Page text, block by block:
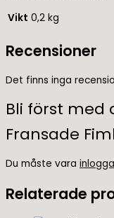
Vikt 0,2 kg
Recensioner
Det finns inga
Bli först med
Fransade
Du måste vara
Relaterade